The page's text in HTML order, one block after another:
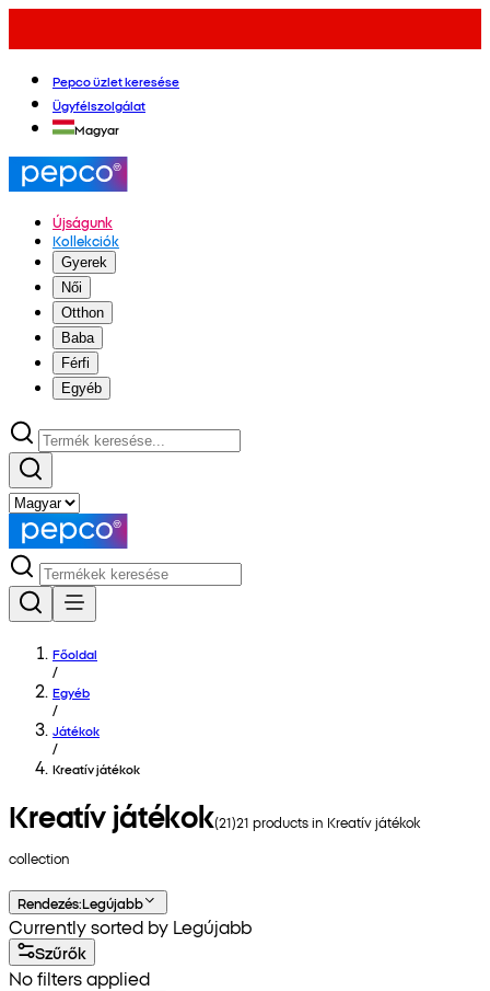
Pepco üzlet keresése
Ügyfélszolgálat
Magyar
Újságunk
Kollekciók
Gyerek
Női
Otthon
Baba
Férfi
Egyéb
Főoldal
/
Egyéb
/
Játékok
/
Kreatív játékok
Kreatív játékok(21)21 products in Kreatív játékok
collection
Rendezés:Legújabb
Currently sorted by Legújabb
Szűrők
No filters applied